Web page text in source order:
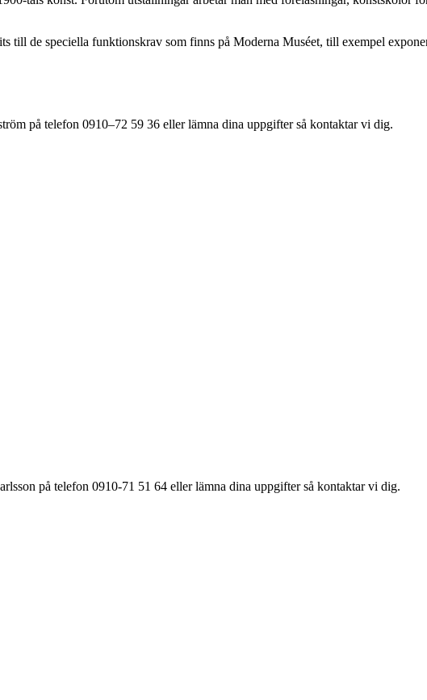
på telefon 0910–72 59 36 eller lämna dina uppgifter så kontaktar vi dig.
på telefon 0910-71 51 64 eller lämna dina uppgifter så kontaktar vi dig.
till de speciella funktionskrav som finns på Moderna Muséet, till exempel